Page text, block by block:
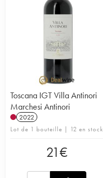
Toscana IGT Villa Antinori
Marchesi Antinori
2022
Lot de 1 bouteille | 12 en stock
21€